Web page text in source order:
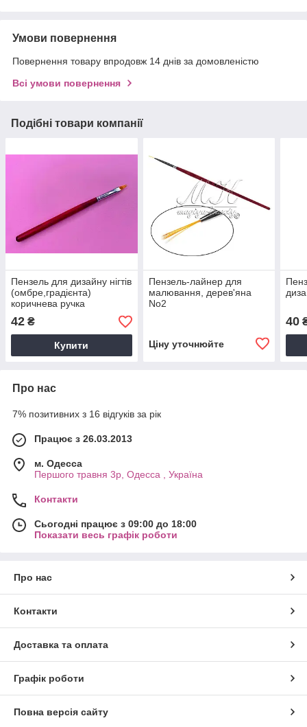
Умови повернення
Повернення товару впродовж 14 днів за домовленістю
Всі умови повернення
Подібні товари компанії
Пензель для дизайну нігтів
(омбре,градієнта)
коричнева ручка
42 ₴
Купити
Пензель-лайнер для
малювання, дерев'яна
No2
Ціну уточнюйте
40
Про нас
7% позитивних з 16 відгуків за рік
Працює з 26.03.2013
м. Одесса
Першого травня 3р, Одесса , Україна
Контакти
Сьогодні працює з 09:00 до 18:00
Показати весь графік роботи
Про нас
Контакти
Доставка та оплата
Графік роботи
Повна версія сайту